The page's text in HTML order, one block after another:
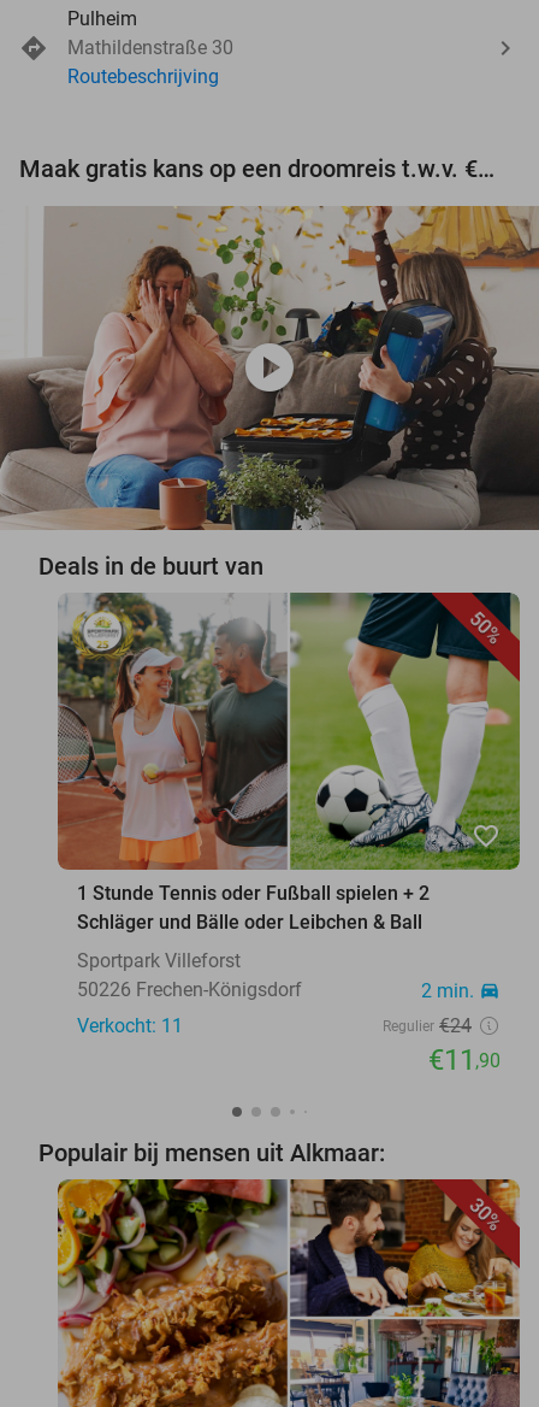
Pulheim
Mathildenstraße 30
Routebeschrijving
Maak gratis kans op een droomreis t.w.v. €3.000!
play_circle
Deals in de buurt van
50%
favorite_border
1 Stunde Tennis oder Fußball spielen + 2
Schläger und Bälle oder Leibchen & Ball
Sportpark ​Villeforst
50226 Frechen-Königsdorf
2 min. directions_car
Verkocht: 11 Regulier €24
€11 ,90
Populair bij mensen uit Alkmaar:
30%